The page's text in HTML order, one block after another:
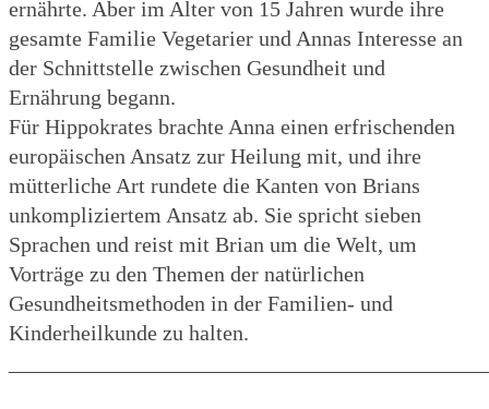
ernährte. Aber im Alter von 15 Jahren wurde ihre
gesamte Familie Vegetarier und Annas Interesse an
der Schnittstelle zwischen Gesundheit und
Ernährung begann.
Für Hippokrates brachte Anna einen erfrischenden
europäischen Ansatz zur Heilung mit, und ihre
mütterliche Art rundete die Kanten von Brians
unkompliziertem Ansatz ab. Sie spricht sieben
Sprachen und reist mit Brian um die Welt, um
Vorträge zu den Themen der natürlichen
Gesundheitsmethoden in der Familien- und
Kinderheilkunde zu halten.